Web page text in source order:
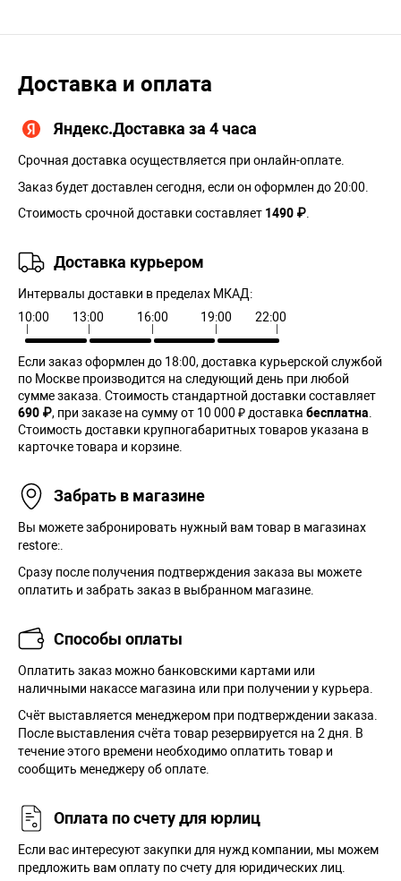
Доставка и оплата
Яндекс.Доставка за 4 часа
Срочная доставка осуществляется при онлайн-оплате.
Заказ будет доставлен сегодня, если он оформлен до 20:00.
Стоимость срочной доставки составляет 1490 ₽
Доставка курьером
Интервалы доставки в пределах МКАД:
10:00
13:00 16:00 19:00 22:00
Если заказ оформлен до 18:00, доставка курьерской службой
по Москве производится на следующий день при любой
сумме заказа. Cтоимость стандартной доставки составляет
690 ₽, при заказе на сумму от 10 000 ₽ доставка бесплатна
Стоимость доставки крупногабаритных товаров указана в
карточке товара и корзине.
Забрать в магазине
Вы можете забронировать нужный вам товар в магазинах
restore:.
Сразу после получения подтверждения заказа вы можете
оплатить и забрать заказ в выбранном магазине.
Способы оплаты
Оплатить заказ можно банковскими картами или
наличными накассе магазина или при получении у курьера.
Cчёт выставляется менеджером при подтверждении заказа.
После выставления счёта товар резервируется на 2 дня. В
течение этого времени необходимо оплатить товар и
сообщить менеджеру об оплате.
Оплата по счету для юрлиц
Если вас интересуют закупки для нужд компании, мы можем
предложить вам оплату по счету для юридических лиц.